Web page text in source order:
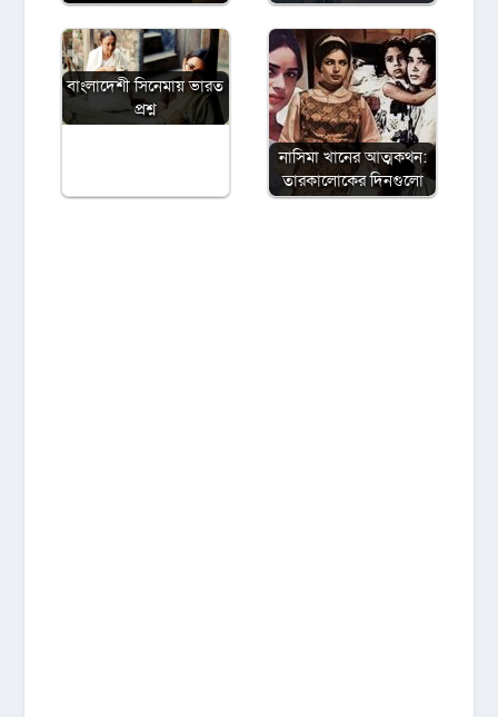
বাংলাদেশী সিনেমায় ভারত
প্রশ্ন
নাসিমা খানের আত্মকথন:
তারকালোকের দিনগুলো